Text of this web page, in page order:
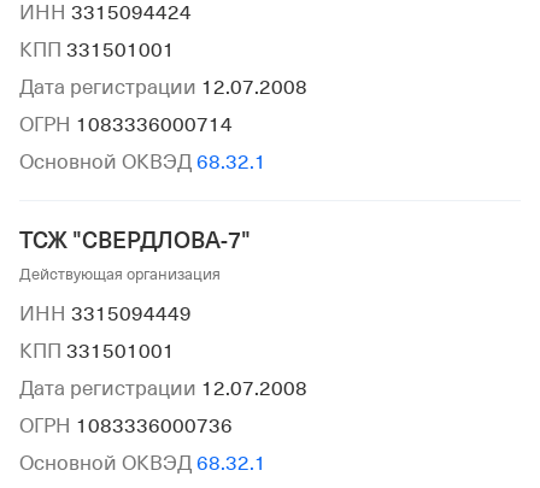
ИНН 3315094424
КПП 331501001
Дата регистрации 12.07.2008
ОГРН 1083336000714
Основной ОКВЭД 68.32.1
ТСЖ "СВЕРДЛОВА-7"
Действующая организация
ИНН 3315094449
КПП 331501001
Дата регистрации 12.07.2008
ОГРН 1083336000736
Основной ОКВЭД 68.32.1